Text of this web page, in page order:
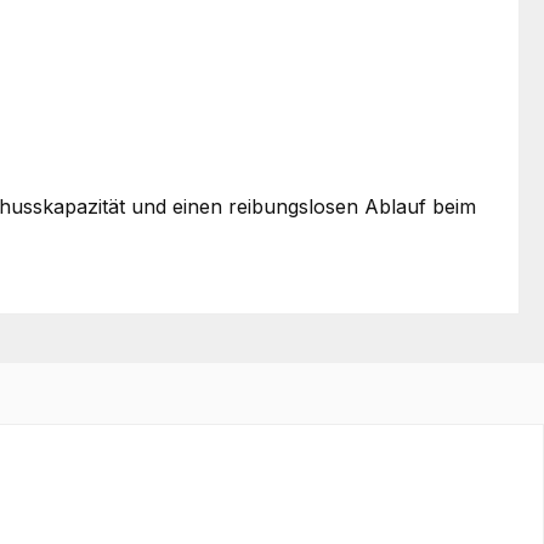
und einen reibungslosen Ablauf beim